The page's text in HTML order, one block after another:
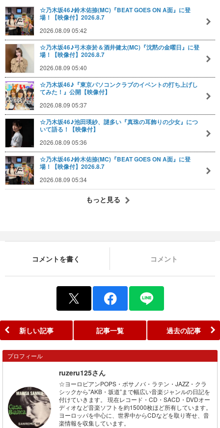
☆乃木坂46♪鈴木佑捺(MC)『BEAT GOES ON A面』に登
場！【映像付】2026.8.7
2026.08.09 05:42
☆乃木坂46♪弓木奈於＆酒井健太(MC)『沈黙の金曜日』に登
場！【映像付】2026.8.7
2026.08.09 05:40
☆乃木坂46♪『東京パソコンクラブのイベントの打ち上げし
てみた！』公開【映像付】
2026.08.09 05:37
☆乃木坂46♪池田瑛紗、謎多い『真珠の耳飾りの少女』につ
いて語る！【映像付】
2026.08.09 05:36
☆乃木坂46♪鈴木佑捺(MC)『BEAT GOES ON A面』に登
場！【映像付】2026.8.7
2026.08.09 05:34
もっと見る
コメントを書く コメント
新しい記事 記事一覧 過去の記事
プロフィール
ruzeru125さん
☆ヨーロピアンPOPS・ボサノバ・ラテン・JAZZ・クラ
シックから”AKB・坂道”まで幅広い音楽ジャンルの日記を
付けていきます。 現在レコード・CD・SACD・DVDオー
ディオなど音楽ソフトを約15000枚ほど所有しています。
ヨーロッパを中心に、世界中からCDなどを取り寄せ、音
楽情報を収集しています。